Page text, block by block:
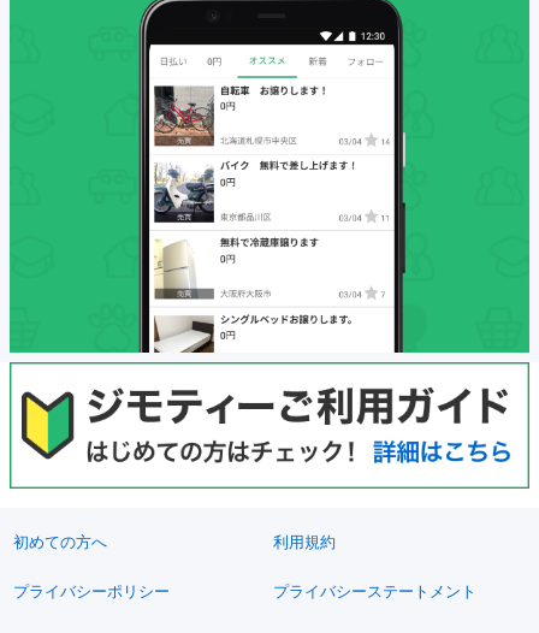
初めての方へ 利用規約
プライバシーポリシー プライバシーステートメント